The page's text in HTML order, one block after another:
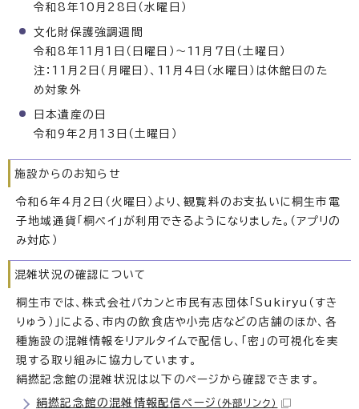
令和8年10月28日（水曜日）
文化財保護強調週間
令和8年11月1日（日曜日）～11月7日（土曜日）
注：11月2日（月曜日）、11月4日（水曜日）は休館日のた
め対象外
日本遺産の日
令和9年2月13日（土曜日）
施設からのお知らせ
令和6年4月2日（火曜日）より、観覧料のお支払いに桐生市電
子地域通貨「桐ペイ」が利用できるようになりました。（アプリの
み対応）
混雑状況の確認について
桐生市では、株式会社バカンと市民有志団体「Sukiryu（すき
りゅう）」による、市内の飲食店や小売店などの店舗のほか、各
種施設の混雑情報をリアルタイムで配信し、「密」の可視化を実
現する取り組みに協力しています。
絹撚記念館の混雑状況は以下のページから確認できます。
絹撚記念館の混雑情報配信ページ （外部リンク）